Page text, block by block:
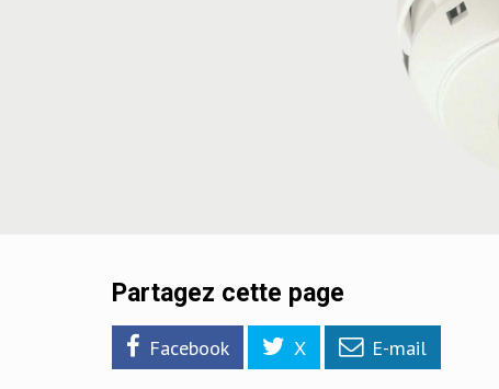
Partagez cette page
Facebook X E-mail